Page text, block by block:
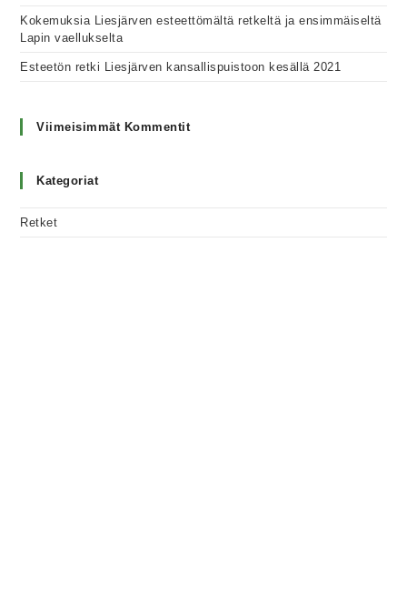
Kokemuksia Liesjärven esteettömältä retkeltä ja ensimmäiseltä
Lapin vaellukselta
Esteetön retki Liesjärven kansallispuistoon kesällä 2021
Viimeisimmät Kommentit
Kategoriat
Retket